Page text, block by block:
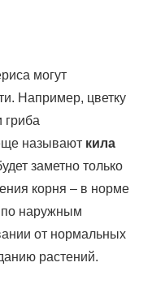
могут
Например, цветку
гриба
называют кила
заметно только
корня – в норме
наружным
от нормальных
растений.